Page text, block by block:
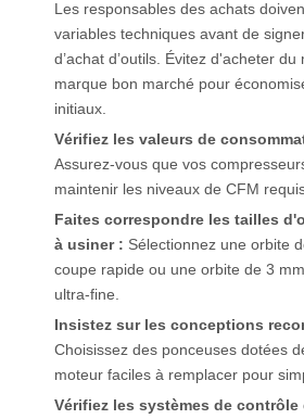
Les responsables des achats
variables techniques avant de
d’achat d’outils. Évitez d'acheter
marque bon marché pour
initiaux.
Vérifiez les valeurs de
Assurez-vous que vos
maintenir les niveaux de CFM
Faites correspondre les tailles
à usiner : Sélectionnez une orbite
coupe rapide ou une orbite de 3
ultra-fine.
Insistez sur les conceptions
Choisissez des ponceuses dotées
moteur faciles à remplacer pour
Vérifiez les systèmes de